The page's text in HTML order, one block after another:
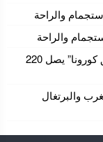
والراحة
والراحة
عدد الموقوفين بسبب تزوير “وثائق كورونا” يصل 220
2030.. المغرب والبرتغال